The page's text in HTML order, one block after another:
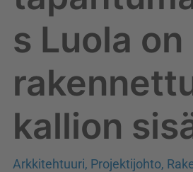
s Luola on
kallion
Arkkitehtuuri, Projektijohto,